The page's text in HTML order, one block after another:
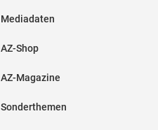
Mediadaten
AZ-Shop
AZ-Magazine
Sonderthemen